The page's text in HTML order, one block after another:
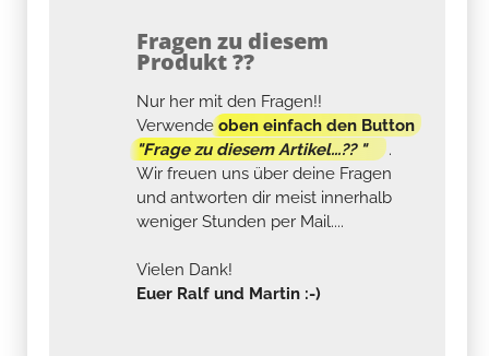
Fragen zu diesem
Produkt ??
Nur her mit den Fragen!!
Verwendeoben einfach den Button
"Frage zu diesem Artikel...?? "
.
Wir freuen uns über deine Fragen
und antworten dir meist innerhalb
weniger Stunden per Mail....
Vielen Dank!
Euer Ralf und Martin :-)